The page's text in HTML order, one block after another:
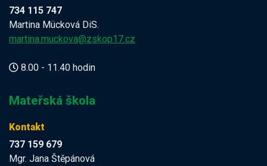
734 115 747
Martina Mücková DiS.
martina.muckova@zskop17.cz
8.00 - 11.40 hodin
Mateřská škola
Kontakt
737 159 679
Mgr. Jana Štěpánová